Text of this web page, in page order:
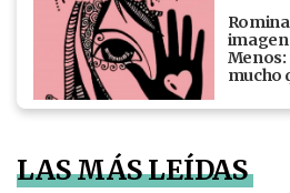
imagen
mucho
LAS MÁS LEÍDAS